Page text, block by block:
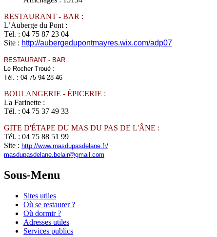
RESTAURANT - BAR :
L’Auberge du Pont :
Tél. : 04 75 87 23 04
Site : http://aubergedupontmayres.wix.com/adp07
RESTAURANT - BAR :
Le Rocher Troué :
Tél. : 04 75 94 28 46
BOULANGERIE - ÉPICERIE :
La Farinette :
Tél. : 04 75 37 49 33
GITE D'ÉTAPE DU MAS DU PAS DE L'ÂNE :
Tél. : 04 75 88 51 99
Site : http://www.masdupasdelane.fr/
masdupasdelane.belair@gmail.com
Sous-Menu
Sites utiles
Où se restaurer ?
Où dormir ?
Adresses utiles
Services publics